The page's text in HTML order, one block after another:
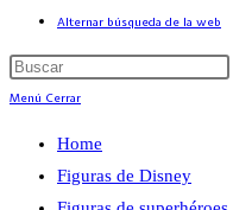
Alternar búsqueda de la web
Menú Cerrar
Home
Figuras de Disney